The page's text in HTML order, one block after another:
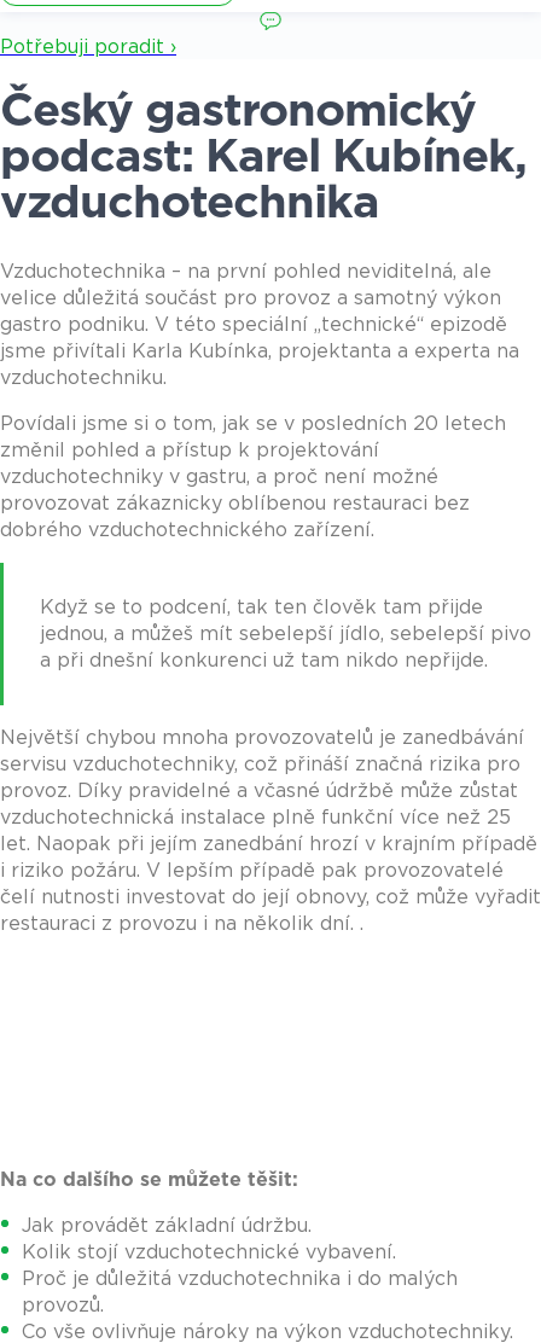
Potřebuji poradit ›
Český gastronomický
podcast: Karel Kubínek,
vzduchotechnika
Vzduchotechnika – na první pohled neviditelná, ale
velice důležitá součást pro provoz a samotný výkon
gastro podniku. V této speciální „technické“ epizodě
jsme přivítali Karla Kubínka, projektanta a experta na
vzduchotechniku.
Povídali jsme si o tom, jak se v posledních 20 letech
změnil pohled a přístup k projektování
vzduchotechniky v gastru, a proč není možné
provozovat zákaznicky oblíbenou restauraci bez
dobrého vzduchotechnického zařízení.
Když se to podcení, tak ten člověk tam přijde
jednou, a můžeš mít sebelepší jídlo, sebelepší pivo
a při dnešní konkurenci už tam nikdo nepřijde.
Největší chybou mnoha provozovatelů je zanedbávání
servisu vzduchotechniky, což přináší značná rizika pro
provoz. Díky pravidelné a včasné údržbě může zůstat
vzduchotechnická instalace plně funkční více než 25
let. Naopak při jejím zanedbání hrozí v krajním případě
i riziko požáru. V lepším případě pak provozovatelé
čelí nutnosti investovat do její obnovy, což může vyřadit
restauraci z provozu i na několik dní. .
Na co dalšího se můžete těšit:
Jak provádět základní údržbu.
Kolik stojí vzduchotechnické vybavení.
Proč je důležitá vzduchotechnika i do malých
provozů.
Co vše ovlivňuje nároky na výkon vzduchotechniky.